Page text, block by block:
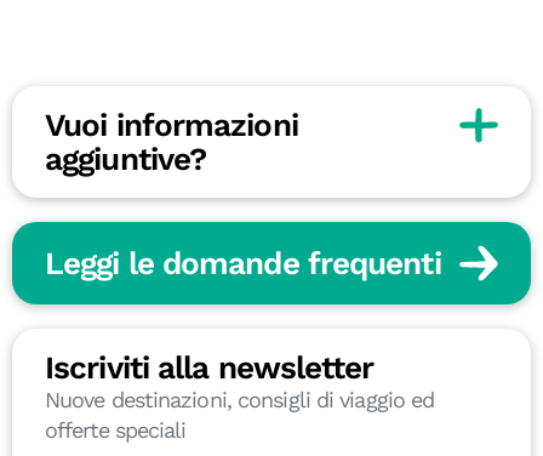
Vuoi informazioni
aggiuntive?
Leggi le domande frequenti
Iscriviti alla newsletter
Nuove destinazioni, consigli di viaggio ed
offerte speciali